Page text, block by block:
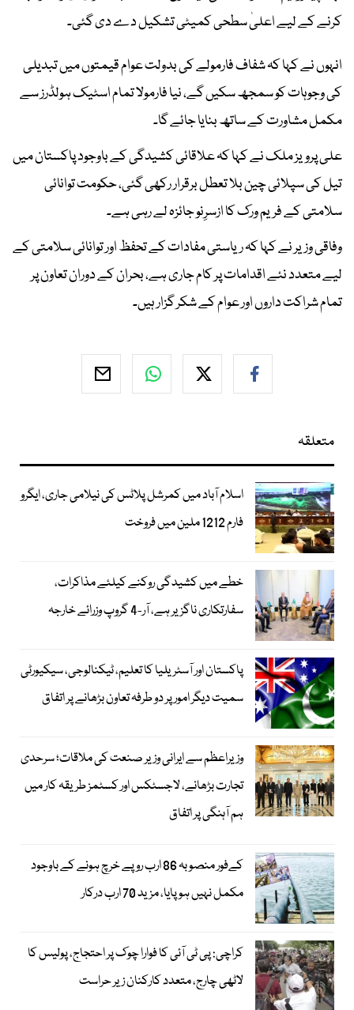
کرنے کے لیے اعلیٰ سطحی کمیٹی تشکیل دے دی گئی۔
انہوں نے کہا کہ شفاف فارمولے کی بدولت عوام قیمتوں میں تبدیلی
کی وجوہات کو سمجھ سکیں گے، نیا فارمولا تمام اسٹیک ہولڈرز سے
مکمل مشاورت کے ساتھ بنایا جائے گا۔
علی پرویز ملک نے کہا کہ علاقائی کشیدگی کے باوجود پاکستان میں
تیل کی سپلائی چین بلا تعطل برقرار رکھی گئی، حکومت توانائی
سلامتی کے فریم ورک کا ازسرِنو جائزہ لے رہی ہے۔
وفاقی وزیر نے کہا کہ ریاستی مفادات کے تحفظ اور توانائی سلامتی کے
لیے متعدد نئے اقدامات پر کام جاری ہے، بحران کے دوران تعاون پر
تمام شراکت داروں اور عوام کے شکر گزار ہیں۔
متعلقہ
اسلام آباد میں کمرشل پلاٹس کی نیلامی جاری، ایگرو
فارم 1212 ملین میں فروخت
خطے میں کشیدگی روکنے کیلئے مذاکرات،
سفارتکاری ناگزیر ہے، آر-4 گروپ وزرائے خارجہ
پاکستان اور آسٹریلیا کا تعلیم، ٹیکنالوجی، سیکیورٹی
سمیت دیگر امور پر دو طرفہ تعاون بڑھانے پر اتفاق
وزیراعظم سے ایرانی وزیر صنعت کی ملاقات؛ سرحدی
تجارت بڑھانے، لاجسٹکس اور کسٹمز طریقہ کار میں
ہم آہنگی پر اتفاق
کےفور منصوبہ 86 ارب روپے خرچ ہونے کے باوجود
مکمل نہیں ہوپایا، مزید 70 ارب درکار
کراچی: پی ٹی آئی کا فوارا چوک پر احتجاج، پولیس کا
لاٹھی چارج، متعدد کارکنان زیر حراست